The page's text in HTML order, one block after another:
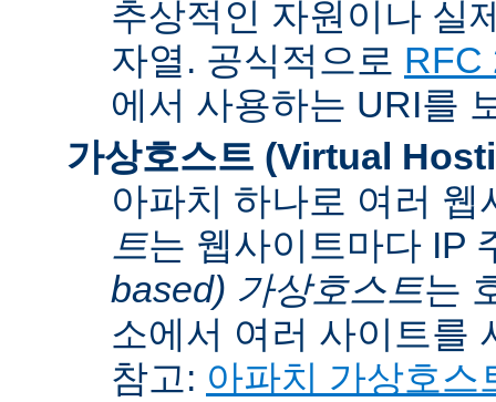
추상적인 자원이나 실
자열. 공식적으로 RFC
에서 사용하는 URI를
가상호스트 (Virtual
아파치 하나로 여러
트는 웹사이트마다 IP
based) 가상호스트는
소에서 여러 사이트를
참고: 아파치 가상호스